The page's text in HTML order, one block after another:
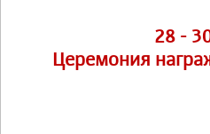
28 -
Церемония